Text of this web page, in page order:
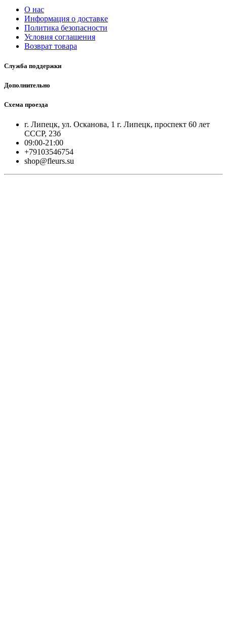
О нас
Информация о доставке
Политика безопасности
Условия соглашения
Возврат товара
Служба поддержки
Дополнительно
Схема проезда
г. Липецк, ул. Осканова, 1 г. Липецк, проспект 60 лет
СССР, 23б
09:00-21:00
+79103546754
shop@fleurs.su